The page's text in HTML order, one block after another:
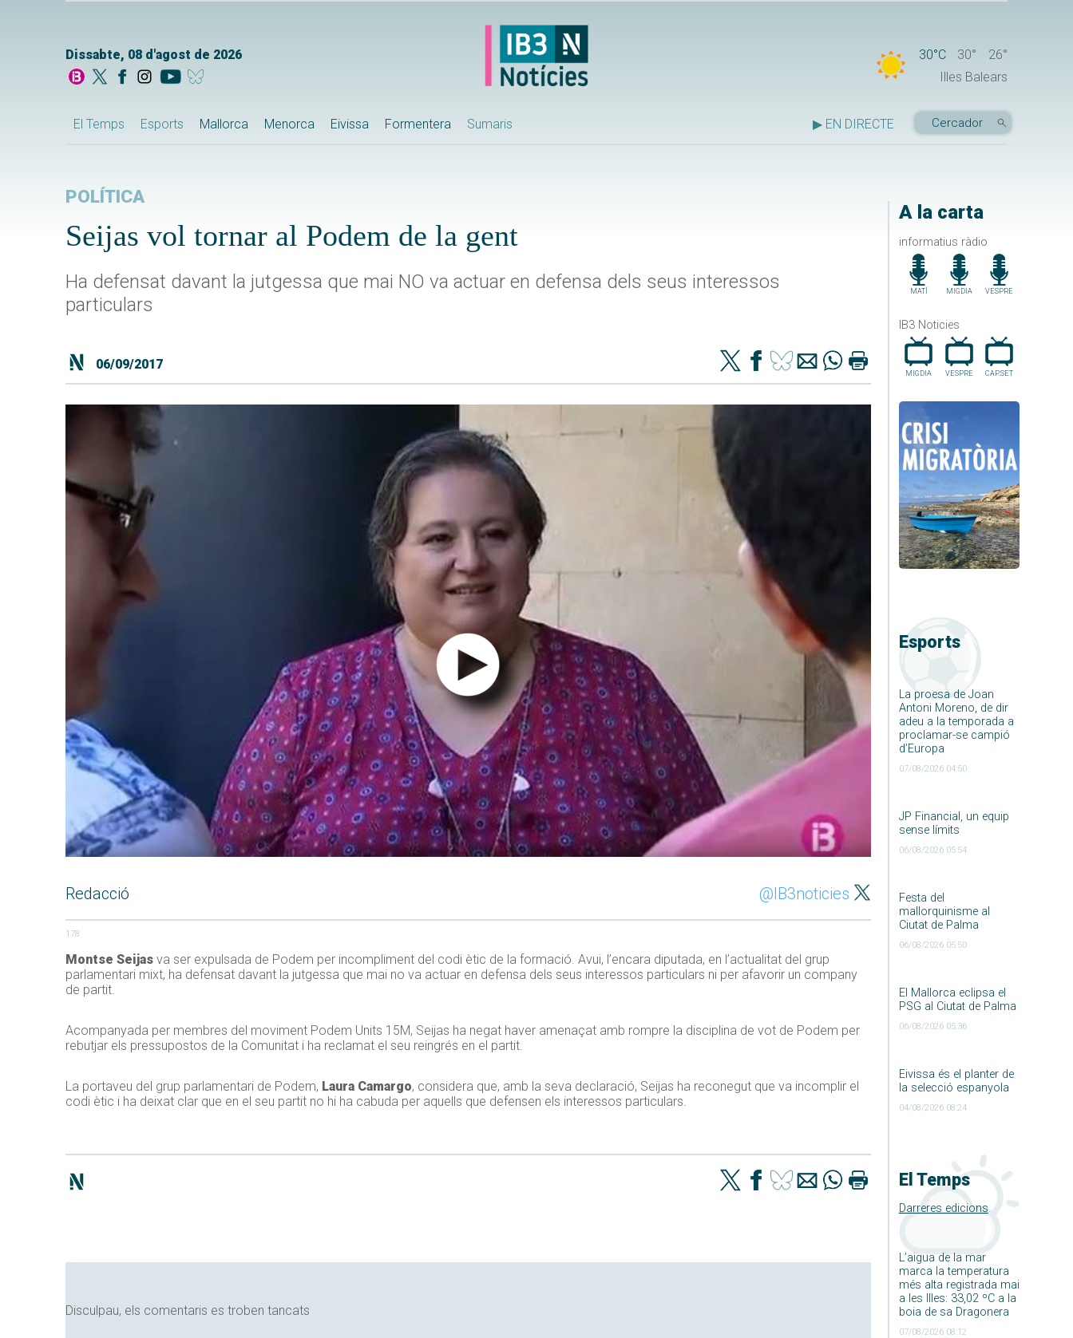
Dissabte, 08 d'agost de 2026 30°C 30°
26°
Illes Balears
El Temps Esports Mallorca Menorca Eivissa Formentera Sumaris ▶ EN DIRECTE
A la carta
informatius ràdio
MATÍ MIGDIA VESPRE
IB3 Noticies
MIGDIA VESPRE CAP.SET
Esports
La proesa de Joan
Antoni Moreno, de dir
adeu a la temporada a
proclamar-se campió
d’Europa
07/08/2026 04:50
JP Financial, un equip
sense límits
06/08/2026 05:54
Festa del
mallorquinisme al
Ciutat de Palma
06/08/2026 05:50
El Mallorca eclipsa el
PSG al Ciutat de Palma
06/08/2026 05:36
Eivissa és el planter de
la selecció espanyola
04/08/2026 08:24
El Temps
Darreres edicions
L’aigua de la mar
marca la temperatura
més alta registrada mai
a les Illes: 33,02 ºC a la
boia de sa Dragonera
07/08/2026 08:12
POLÍTICA
Seijas vol tornar al Podem de la gent
Ha defensat davant la jutgessa que mai NO va actuar en defensa dels seus interessos
particulars
06/09/2017
Redacció @IB3noticies
178
Montse Seijas va ser expulsada de Podem per incompliment del codi ètic de la formació. Avui, l’encara diputada, en l’actualitat del grup
parlamentari mixt, ha defensat davant la jutgessa que mai no va actuar en defensa dels seus interessos particulars ni per afavorir un company
de partit.
Acompanyada per membres del moviment Podem Units 15M, Seijas ha negat haver amenaçat amb rompre la disciplina de vot de Podem per
rebutjar els pressupostos de la Comunitat i ha reclamat el seu reingrés en el partit.
La portaveu del grup parlamentari de Podem, Laura Camargo, considera que, amb la seva declaració, Seijas ha reconegut que va incomplir el
codi ètic i ha deixat clar que en el seu partit no hi ha cabuda per aquells que defensen els interessos particulars.
Disculpau, els comentaris es troben tancats